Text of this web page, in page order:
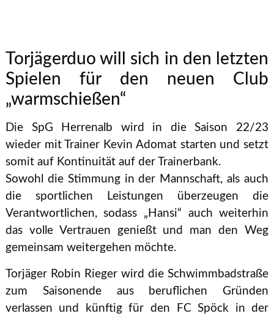
Torjägerduo will sich in den letzten
Spielen für den neuen Club
„warmschießen“
Die SpG Herrenalb wird in die Saison 22/23
wieder mit Trainer Kevin Adomat starten und setzt
somit auf Kontinuität auf der Trainerbank.
Sowohl die Stimmung in der Mannschaft, als auch
die sportlichen Leistungen überzeugen die
Verantwortlichen, sodass „Hansi“ auch weiterhin
das volle Vertrauen genießt und man den Weg
gemeinsam weitergehen möchte.
Torjäger Robin Rieger wird die Schwimmbadstraße
zum Saisonende aus beruflichen Gründen
verlassen und künftig für den FC Spöck in der